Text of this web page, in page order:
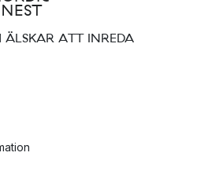
ÄLSKAR ATT INREDA